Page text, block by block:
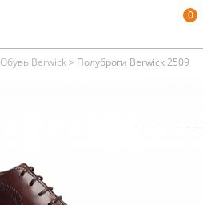
0
Обувь Berwick> Полуброги Berwick 2509